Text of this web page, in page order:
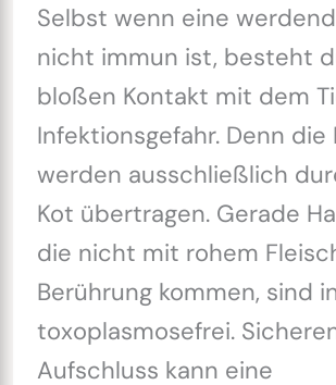
Selbst wenn eine
nicht immun ist, besteht
bloßen Kontakt mit dem
Infektionsgefahr. Denn die
werden ausschließlich
Kot übertragen. Gerade
die nicht mit rohem
Berührung kommen, sind
toxoplasmosefrei.
Aufschluss kann eine